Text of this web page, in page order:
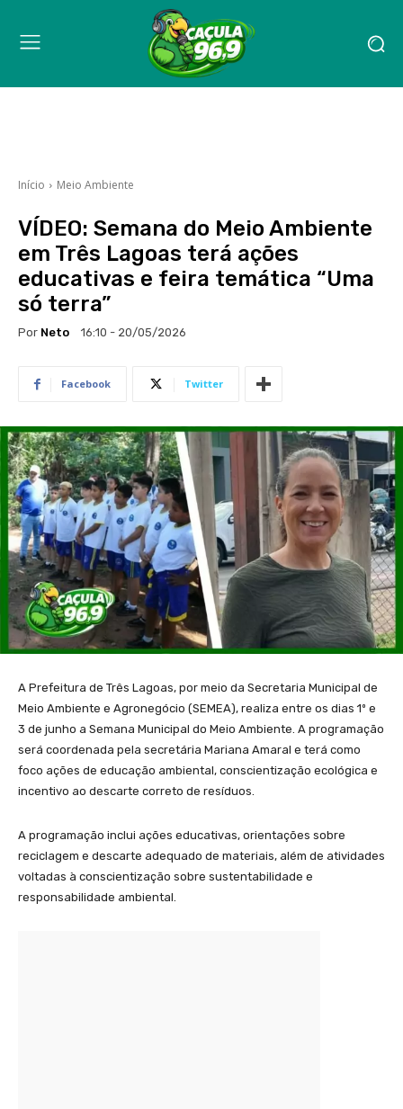
Início Meio Ambiente
VÍDEO: Semana do Meio Ambiente
em Três Lagoas terá ações
educativas e feira temática “Uma
só terra”
Por Neto 16:10 - 20/05/2026
Facebook Twitter
A Prefeitura de Três Lagoas, por meio da Secretaria Municipal de
Meio Ambiente e Agronegócio (SEMEA), realiza entre os dias 1º e
3 de junho a Semana Municipal do Meio Ambiente. A programação
será coordenada pela secretária Mariana Amaral e terá como
foco ações de educação ambiental, conscientização ecológica e
incentivo ao descarte correto de resíduos.
A programação inclui ações educativas, orientações sobre
reciclagem e descarte adequado de materiais, além de atividades
voltadas à conscientização sobre sustentabilidade e
responsabilidade ambiental.